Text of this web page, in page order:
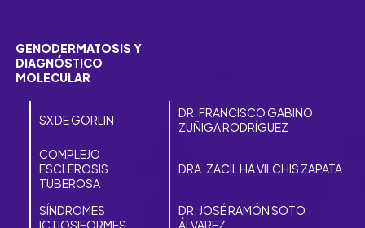
GENODERMATOSIS Y
DIAGNÓSTICO
MOLECULAR
SX DE GORLIN
DR. FRANCISCO GABINO
ZUÑIGA RODRÍGUEZ
COMPLEJO
ESCLEROSIS
TUBEROSA
DRA. ZACIL HA VILCHIS ZAPATA
SÍNDROMES
ICTIOSIFORMES
DR. JOSÉ RAMÓN SOTO
ÁLVAREZ